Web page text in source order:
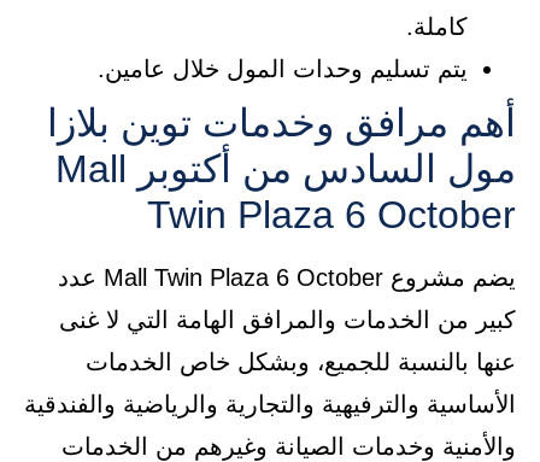
كاملة.
يتم تسليم وحدات المول خلال عامين.
أهم مرافق وخدمات توين بلازا
مول السادس من أكتوبر Mall
Twin Plaza 6 October
يضم مشروع Mall Twin Plaza 6 October عدد
كبير من الخدمات والمرافق الهامة التي لا غنى
عنها بالنسبة للجميع، وبشكل خاص الخدمات
الأساسية والترفيهية والتجارية والرياضية والفندقية
والأمنية وخدمات الصيانة وغيرهم من الخدمات